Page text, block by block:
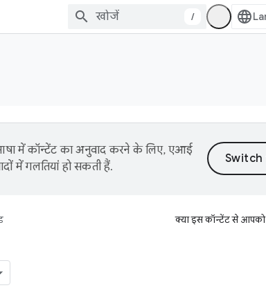
/
में कॉन्टेंट का अनुवाद करने के लिए, एआई
में गलतियां हो सकती हैं.
क्या इस कॉन्टेंट से आपको